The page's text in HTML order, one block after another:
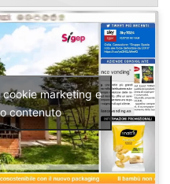
marketing e
contenuto